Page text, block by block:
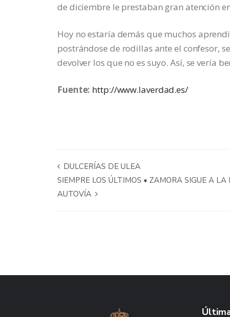
de diciembre le prestaban gran atención
Hoy no estaría demás que muchos
postrándose de rodillas ante el confesor,
devolver los que no es suyo. Así, se vería
Fuente: http://www.laverdad.es/
DULCERÍAS DE ULEA
SIEMPRE LOS ÚLTIMOS • ZAMORA SIGUE A
AUTOVÍA